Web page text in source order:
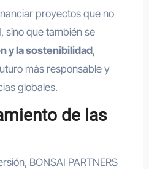
proyectos que no
sino que también se
y la sostenibilidad,
más responsable y
globales.
de las
BONSAI PARTNERS